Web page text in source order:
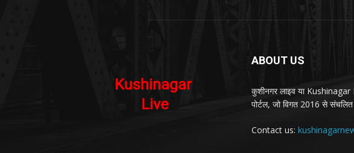
ABOUT US
कुशीनगर लाइव या
पोर्टल, जो विगत 2016 से
Contact us: